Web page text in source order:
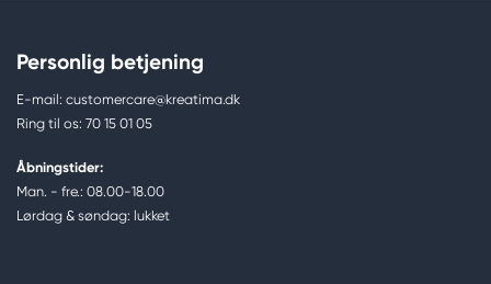
Personlig betjening
E-mail: customercare@kreatima.dk
Ring til os: 70 15 01 05
Åbningstider:
Man. - fre.: 08.00-18.00
Lørdag & søndag: lukket